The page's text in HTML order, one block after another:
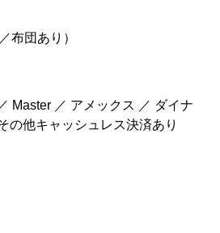
布団あり）
Master ／ アメックス ／ ダイナ
の他キャッシュレス決済あり